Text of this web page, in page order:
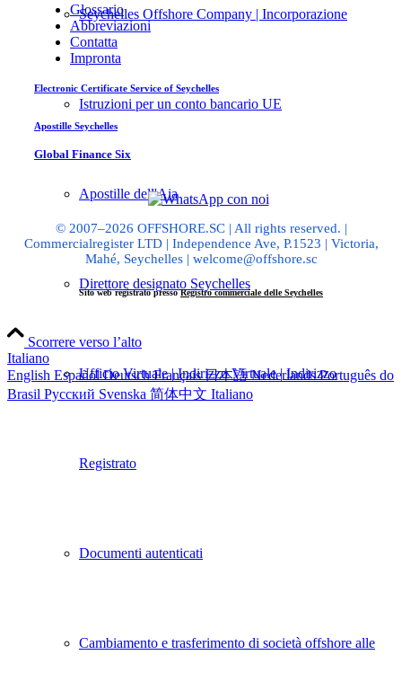
Seychelles Offshore Company | Incorporazione
Istruzioni per un conto bancario UE
Apostille dell'Aia
Direttore designato Seychelles
Ufficio Virtuale | Indirizzo Virtuale | Indirizzo
Registrato
Documenti autenticati
Cambiamento e trasferimento di società offshore alle
Glossario
Abbreviazioni
Contatta
Impronta
Electronic Certificate Service of Seychelles
Apostille Seychelles
Global Finance Six
© 2007–2026 OFFSHORE.SC | All rights reserved. |
Commercialregister LTD | Independence Ave, P.1523 | Victoria,
Mahé, Seychelles | welcome@offshore.sc
Sito web registrato pressoRegistro commerciale delle Seychelles
Scorrere verso l’alto
Italiano
English EspañolDeutschFrançais日本語NederlandsPortuguês do
Brasil Русский Svenska 简体中文 Italiano